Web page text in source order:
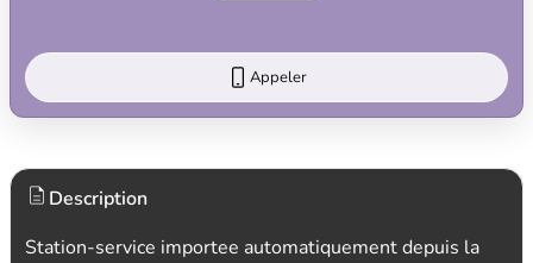
Appeler
Description
Station-service importee automatiquement depuis la